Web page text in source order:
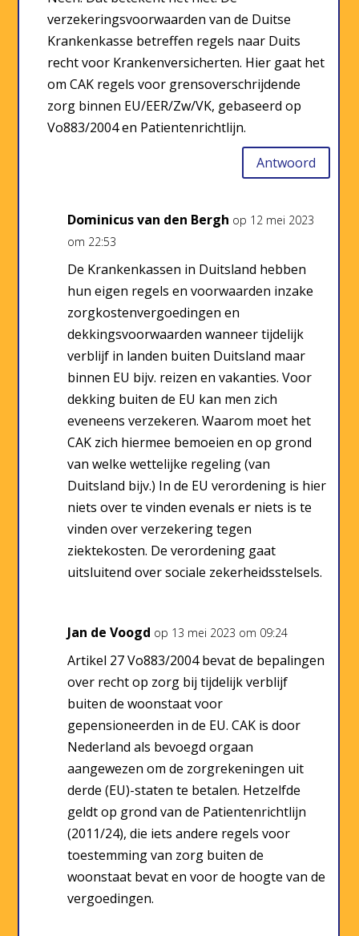
verzekeringsvoorwaarden van de Duitse
Krankenkasse betreffen regels naar Duits
recht voor Krankenversicherten. Hier gaat het
om CAK regels voor grensoverschrijdende
zorg binnen EU/EER/Zw/VK, gebaseerd op
Vo883/2004 en Patientenrichtlijn.
Antwoord
Dominicus van den Bergh op 12 mei 2023
om 22:53
De Krankenkassen in Duitsland hebben
hun eigen regels en voorwaarden inzake
zorgkostenvergoedingen en
dekkingsvoorwaarden wanneer tijdelijk
verblijf in landen buiten Duitsland maar
binnen EU bijv. reizen en vakanties. Voor
dekking buiten de EU kan men zich
eveneens verzekeren. Waarom moet het
CAK zich hiermee bemoeien en op grond
van welke wettelijke regeling (van
Duitsland bijv.) In de EU verordening is hier
niets over te vinden evenals er niets is te
vinden over verzekering tegen
ziektekosten. De verordening gaat
uitsluitend over sociale zekerheidsstelsels.
Jan de Voogd op 13 mei 2023 om 09:24
Artikel 27 Vo883/2004 bevat de bepalingen
over recht op zorg bij tijdelijk verblijf
buiten de woonstaat voor
gepensioneerden in de EU. CAK is door
Nederland als bevoegd orgaan
aangewezen om de zorgrekeningen uit
derde (EU)-staten te betalen. Hetzelfde
geldt op grond van de Patientenrichtlijn
(2011/24), die iets andere regels voor
toestemming van zorg buiten de
woonstaat bevat en voor de hoogte van de
vergoedingen.